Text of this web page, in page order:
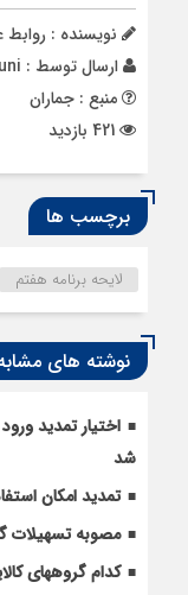
نویسنده :
ارسال توسط :
منبع : جماران
برچسب ها
لایحه برنامه هفتم
نوشته های
اختیار تمدید
شد
تمدید امکان
مصوبه تسهیلات
کدام گروههای